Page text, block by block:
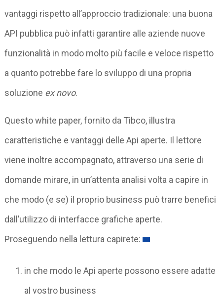
vantaggi rispetto all’approccio tradizionale: una buona
API pubblica può infatti garantire alle aziende nuove
funzionalità in modo molto più facile e veloce rispetto
a quanto potrebbe fare lo sviluppo di una propria
soluzione ex novo.
Questo white paper, fornito da Tibco, illustra
caratteristiche e vantaggi delle Api aperte. Il lettore
viene inoltre accompagnato, attraverso una serie di
domande mirare, in un’attenta analisi volta a capire in
che modo (e se) il proprio business può trarre benefici
dall’utilizzo di interfacce grafiche aperte.
Proseguendo nella lettura capirete:
in che modo le Api aperte possono essere adatte
al vostro business